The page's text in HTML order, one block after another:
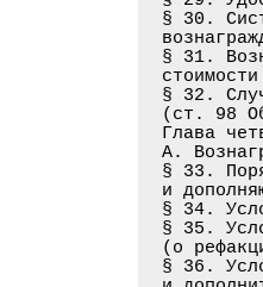
§ 30.
§ 31.
§ 32.
(ст.
Глава
А.
§ 33.
и
§ 34.
§ 35.
(о
§ 36.